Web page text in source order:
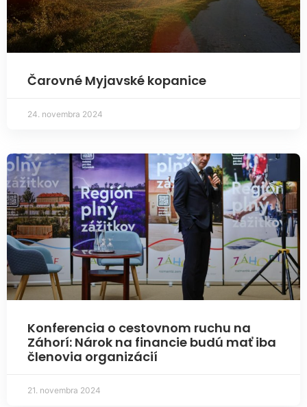
Čarovné Myjavské kopanice
24. novembra 2024
Konferencia o cestovnom ruchu na
Záhorí: Nárok na financie budú mať iba
členovia organizácií
21. novembra 2024